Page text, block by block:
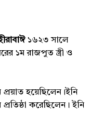
১৬২৩ সালে
১ম রাজপুত স্ত্রী ও
হয়েছিলেন।ইনি
করেছিলেন। ইনি